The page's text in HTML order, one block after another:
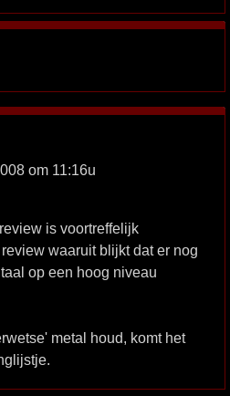
om 11:16u
is voortreffelijk
waaruit blijkt dat er nog
op een hoog niveau
metal houd, komt het